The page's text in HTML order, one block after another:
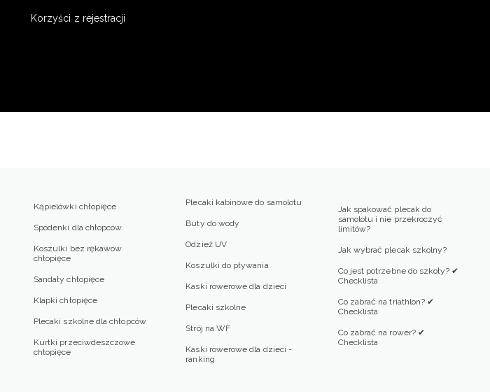
Korzyści z rejestracji
Kąpielówki chłopięce
Spodenki dla chłopców
Koszulki bez rękawów
chłopięce
Sandały chłopięce
Klapki chłopięce
Plecaki szkolne dla chłopców
Kurtki przeciwdeszczowe
chłopięce
Plecaki kabinowe do samolotu
Buty do wody
Odzież UV
Koszulki do pływania
Kaski rowerowe dla dzieci
Plecaki szkolne
Strój na WF
Kaski rowerowe dla dzieci -
ranking
Jak spakować plecak do
samolotu i nie przekroczyć
limitów?
Jak wybrać plecak szkolny?
Co jest potrzebne do szkoły? ✔
Checklista
Co zabrać na triathlon? ✔
Checklista
Co zabrać na rower? ✔
Checklista